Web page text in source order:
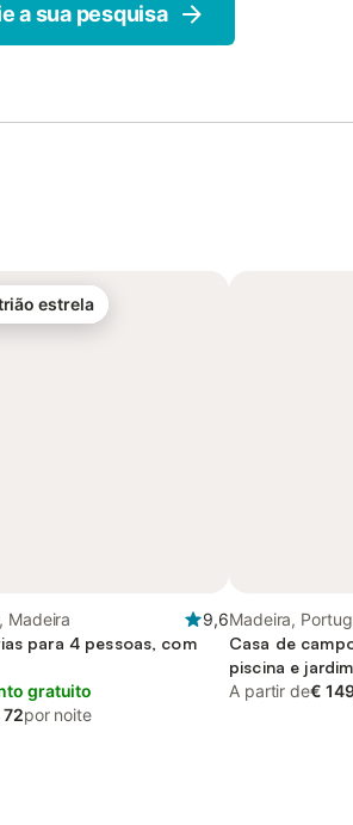
a sua pesquisa
estrela
Madeira
9,6
para 4 pessoas, com
gratuito
por noite
Madeira,
Casa de
piscina e jardim
A partir de€